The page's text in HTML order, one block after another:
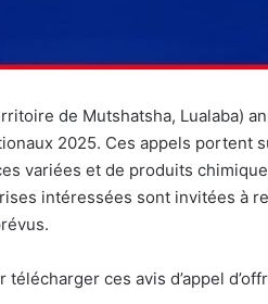
de Mutshatsha, Lualaba)
2025. Ces appels portent
variées et de produits
intéressées sont invitées à
ces avis d’appel